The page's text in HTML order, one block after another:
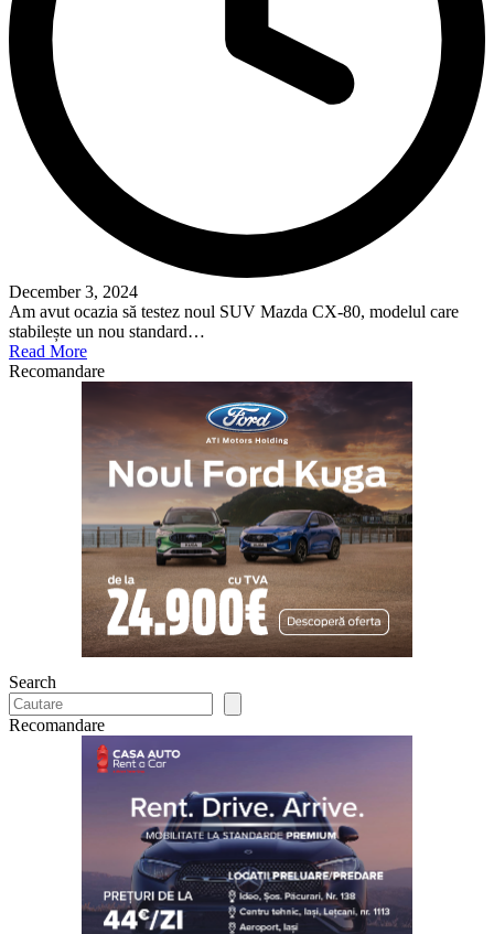
December 3, 2024
Am avut ocazia să testez noul SUV Mazda CX-80, modelul care
stabilește un nou standard…
Read More
Recomandare
Search
Recomandare